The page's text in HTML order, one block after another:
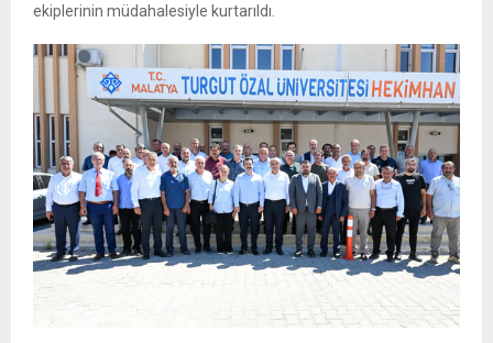
ekiplerinin müdahalesiyle kurtarıldı.